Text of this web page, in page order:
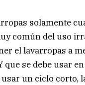
solamente
común del uso
el lavarropas a
que se debe usar
usar un ciclo corto,